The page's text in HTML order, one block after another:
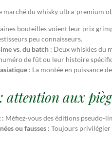
marché du whisky ultra-premium
bouteilles voient leur prix
peu connaisseurs.
vs. du batch : Deux whiskies du
de fût ou leur histoire
: La montée en puissance
attention aux
: Méfiez-vous des éditions pseudo-
ou fausses : Toujours privilégier